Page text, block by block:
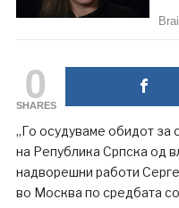
0
SHARES
„Го осудуваме обидот за
на Република Српска од
надворешни работи
во Москва по средбата